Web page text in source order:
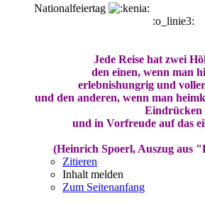
Nationalfeiertag
:o_linie3:
Jede Reise hat zwei
den einen, wenn man
erlebnishungrig und
und den anderen, wenn man
Eindrücken
und in Vorfreude auf das
(Heinrich Spoerl, Auszug aus
Zitieren
Inhalt melden
Zum Seitenanfang